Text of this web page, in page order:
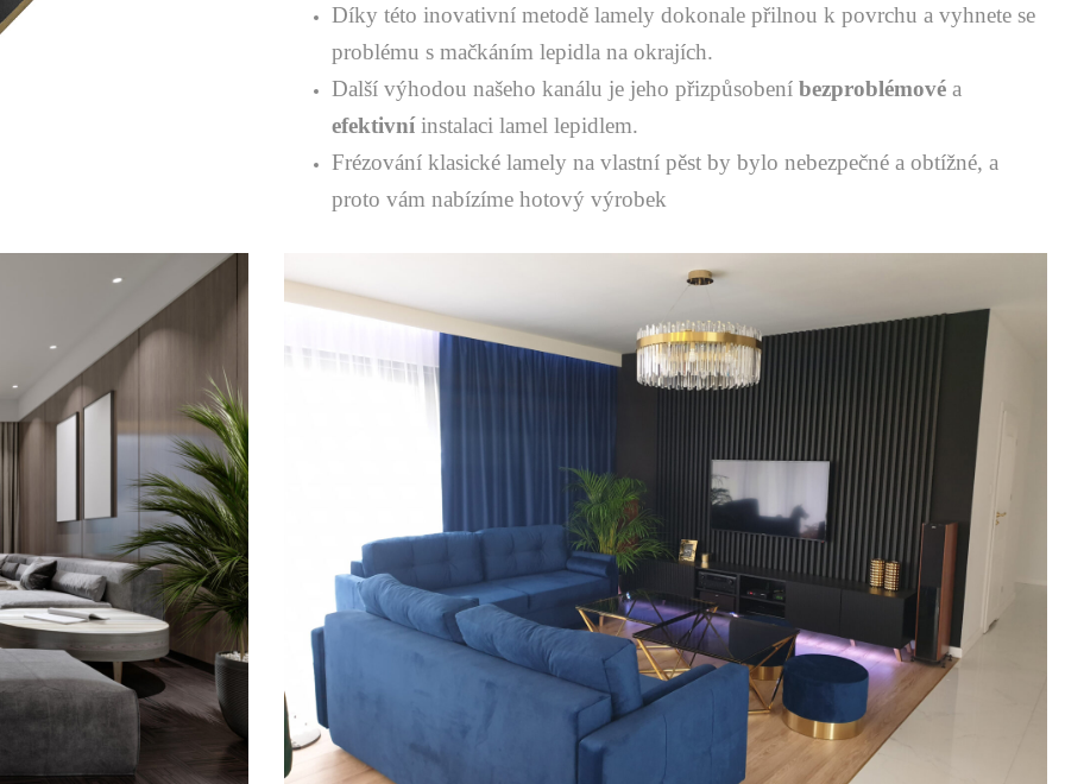
Díky této inovativní metodě lamely dokonale přilnou k povrchu a vyhnete se
problému s mačkáním lepidla na okrajích.
Další výhodou našeho kanálu je jeho přizpůsobení bezproblémové a
efektivníinstalaci lamel lepidlem.
Frézování klasické lamely na vlastní pěst by bylo nebezpečné a obtížné, a
proto vám nabízíme hotový výrobek